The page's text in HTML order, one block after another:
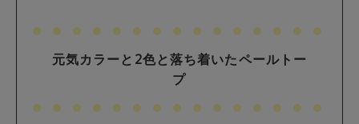
元気カラーと2色と落ち着いたペールトー
プ